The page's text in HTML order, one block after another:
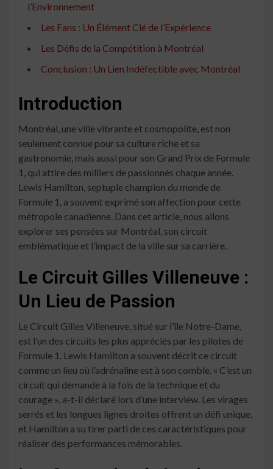
l’Environnement
Les Fans : Un Élément Clé de l’Expérience
Les Défis de la Compétition à Montréal
Conclusion : Un Lien Indéfectible avec Montréal
Introduction
Montréal, une ville vibrante et cosmopolite, est non
seulement connue pour sa culture riche et sa
gastronomie, mais aussi pour son Grand Prix de Formule
1, qui attire des milliers de passionnés chaque année.
Lewis Hamilton, septuple champion du monde de
Formule 1, a souvent exprimé son affection pour cette
métropole canadienne. Dans cet article, nous allons
explorer ses pensées sur Montréal, son circuit
emblématique et l’impact de la ville sur sa carrière.
Le Circuit Gilles Villeneuve :
Un Lieu de Passion
Le Circuit Gilles Villeneuve, situé sur l’île Notre-Dame,
est l’un des circuits les plus appréciés par les pilotes de
Formule 1. Lewis Hamilton a souvent décrit ce circuit
comme un lieu où l’adrénaline est à son comble. « C’est un
circuit qui demande à la fois de la technique et du
courage », a-t-il déclaré lors d’une interview. Les virages
serrés et les longues lignes droites offrent un défi unique,
et Hamilton a su tirer parti de ces caractéristiques pour
réaliser des performances mémorables.